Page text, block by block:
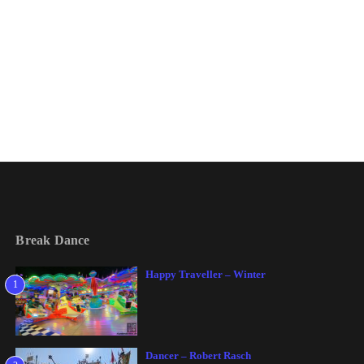
Break Dance
1
Happy Traveller – Winter
Dancer – Robert Rasch